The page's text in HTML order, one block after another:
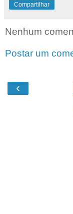
Compartilhar
Nenhum
Postar um
‹